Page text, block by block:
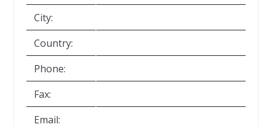
City:
Country:
Phone:
Fax:
Email: